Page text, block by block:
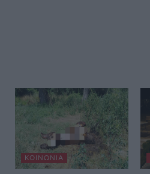
ΚΟΙΝΩΝΊΑ